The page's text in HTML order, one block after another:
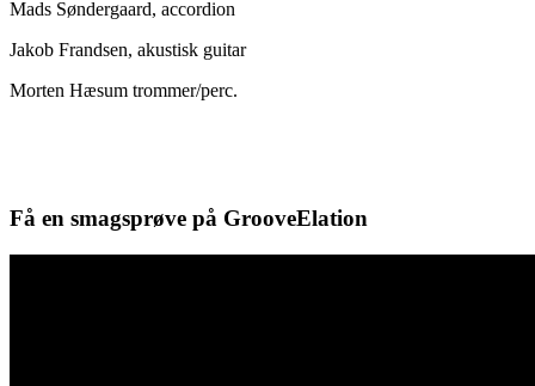
Mads Søndergaard, accordion
Jakob Frandsen, akustisk guitar
Morten Hæsum trommer/perc.
Få en smagsprøve på GrooveElation